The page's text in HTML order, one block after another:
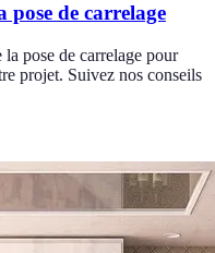
pose de carrelage
pose de carrelage pour
projet. Suivez nos conseils